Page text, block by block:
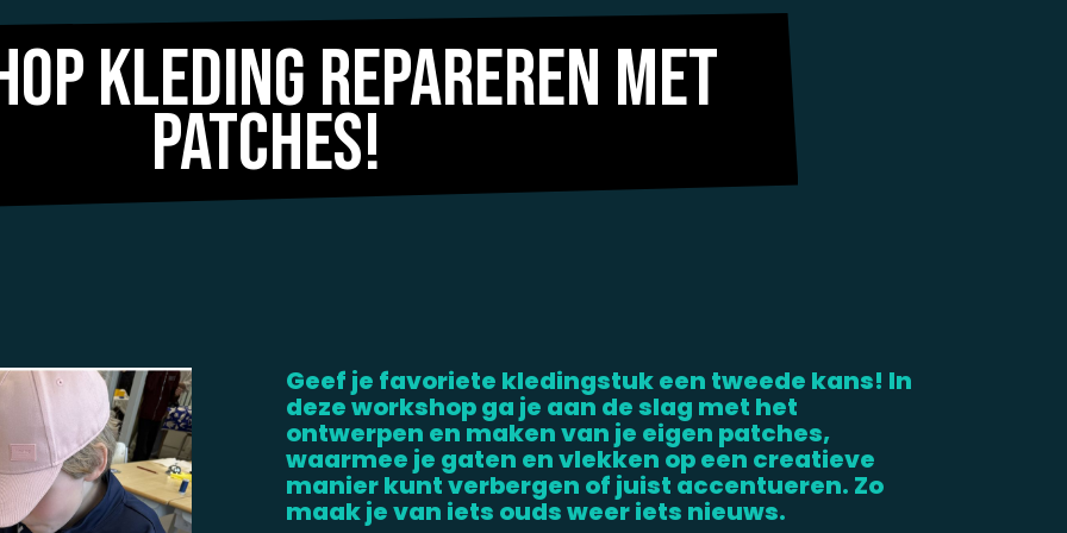
kleding repareren met
patches!
Geef je favoriete kledingstuk een tweede kans! In
deze workshop ga je aan de slag met het
ontwerpen en maken van je eigen patches,
waarmee je gaten en vlekken op een creatieve
manier kunt verbergen of juist accentueren. Zo
maak je van iets ouds weer iets nieuws.